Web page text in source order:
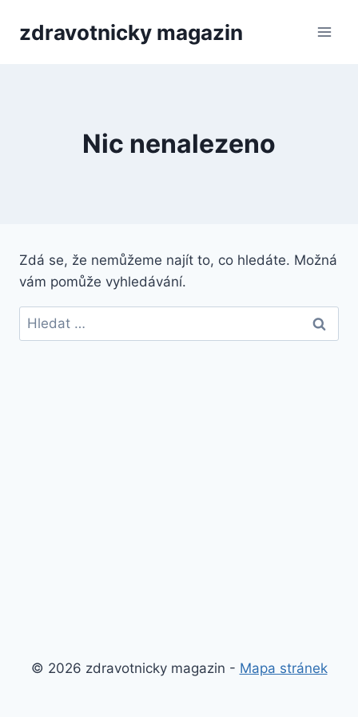
zdravotnicky magazin
Nic nenalezeno
Zdá se, že nemůžeme najít to, co hledáte. Možná
vám pomůže vyhledávání.
Vyhledávání
© 2026 zdravotnicky magazin - Mapa stránek